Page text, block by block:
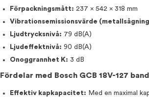
Förpackningsmått: 237 x 542 x 318 mm
Vibrationsemissionsvärde
Ljudtrycksnivå: 79 dB(A)
Ljudeffektnivå: 90 dB(A)
Onoggrannhet K: 3 dB
Fördelar med Bosch GCB 18V-127
Effektiv kapkapacitet: Med en maximal